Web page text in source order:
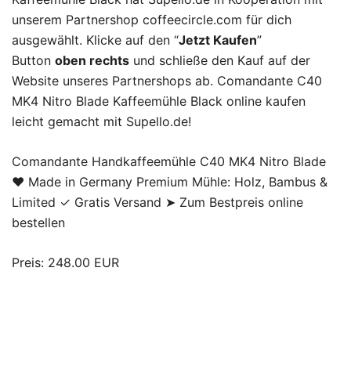
unserem Partnershop coffeecircle.com für dich
ausgewählt. Klicke auf den “Jetzt Kaufen”
Button oben rechts und schließe den Kauf auf der
Website unseres Partnershops ab. Comandante C40
MK4 Nitro Blade Kaffeemühle Black online kaufen
leicht gemacht mit Supello.de!
Comandante Handkaffeemühle C40 MK4 Nitro Blade
♥ Made in Germany Premium Mühle: Holz, Bambus &
Limited ✓ Gratis Versand ➤ Zum Bestpreis online
bestellen
Preis: 248.00 EUR